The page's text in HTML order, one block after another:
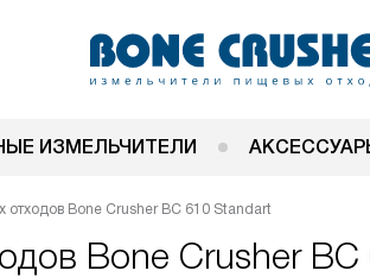
ИЗМЕЛЬЧИТЕЛИ
отходов Bone Crusher BC 610 Standart
Bone Crusher